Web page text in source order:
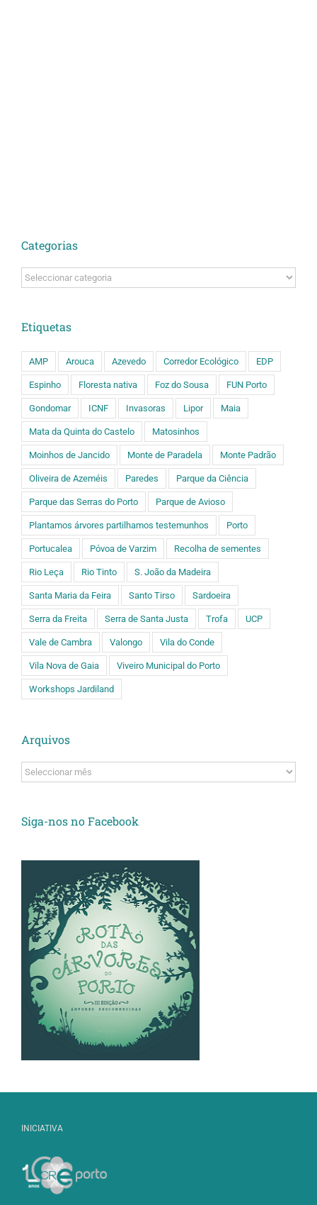
Categorias
Categorias
Etiquetas
AMP Arouca Azevedo Corredor Ecológico EDP
Espinho Floresta nativa Foz do Sousa FUN Porto
Gondomar ICNF Invasoras Lipor Maia
Mata da Quinta do Castelo Matosinhos
Moinhos de Jancido Monte de Paradela Monte Padrão
Oliveira de Azeméis Paredes Parque da Ciência
Parque das Serras do Porto Parque de Avioso
Plantamos árvores partilhamos testemunhos Porto
Portucalea Póvoa de Varzim Recolha de sementes
Rio Leça Rio Tinto S. João da Madeira
Santa Maria da Feira Santo Tirso Sardoeira
Serra da Freita Serra de Santa Justa Trofa UCP
Vale de Cambra Valongo Vila do Conde
Vila Nova de Gaia Viveiro Municipal do Porto
Workshops Jardiland
Arquivos
Arquivos
Siga-nos no Facebook
INICIATIVA